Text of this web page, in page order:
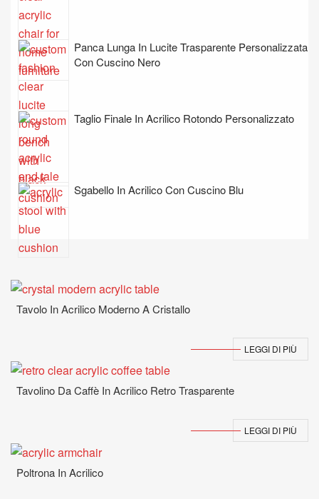
Panca Lunga In Lucite Trasparente Personalizzata
Con Cuscino Nero
Taglio Finale In Acrilico Rotondo Personalizzato
Sgabello In Acrilico Con Cuscino Blu
Tavolo In Acrilico Moderno A Cristallo
LEGGI DI PIÙ
Tavolino Da Caffè In Acrilico Retro Trasparente
LEGGI DI PIÙ
Poltrona In Acrilico